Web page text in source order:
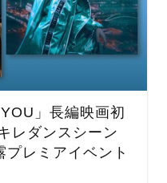
」長編映画初
レダンスシーン
プレミアイベント